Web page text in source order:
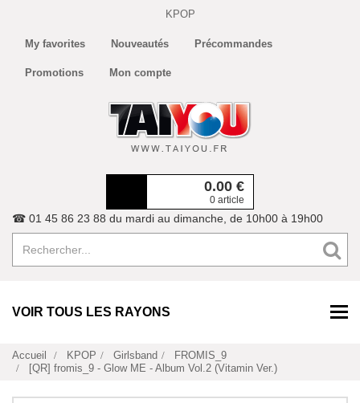
KPOP
My favorites Nouveautés Précommandes
Promotions Mon compte
0.00 €
0 article
☎ 01 45 86 23 88 du mardi au dimanche, de 10h00 à 19h00
VOIR TOUS LES RAYONS
Accueil KPOP Girlsband
FROMIS_9
[QR] fromis_9 - Glow ME - Album Vol.2 (Vitamin Ver.)